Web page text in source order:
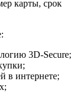
карты, срок
3D-Secure;
в интернете;